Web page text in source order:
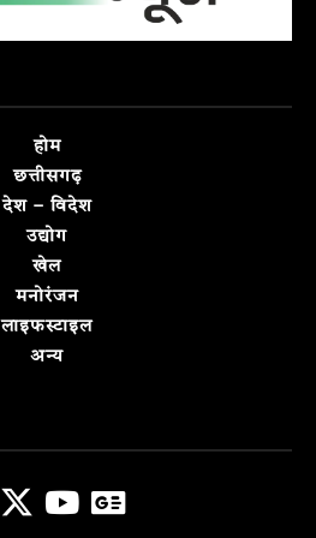
होम
छत्तीसगढ़
देश – विदेश
उद्योग
खेल
मनोरंजन
लाइफस्टाइल
अन्य